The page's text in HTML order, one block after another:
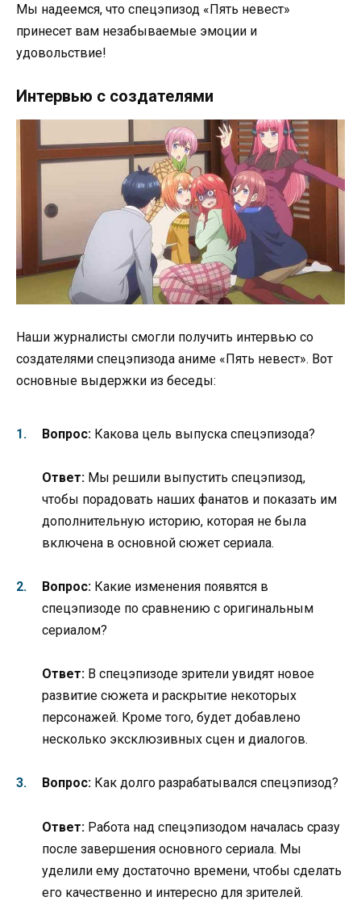
Мы надеемся, что спецэпизод «Пять невест»
принесет вам незабываемые эмоции и
удовольствие!
Интервью с создателями
Наши журналисты смогли получить интервью со
создателями спецэпизода аниме «Пять невест». Вот
основные выдержки из беседы:
Вопрос: Какова цель выпуска спецэпизода?
Ответ: Мы решили выпустить спецэпизод,
чтобы порадовать наших фанатов и показать им
дополнительную историю, которая не была
включена в основной сюжет сериала.
Вопрос: Какие изменения появятся в
спецэпизоде по сравнению с оригинальным
сериалом?
Ответ: В спецэпизоде зрители увидят новое
развитие сюжета и раскрытие некоторых
персонажей. Кроме того, будет добавлено
несколько эксклюзивных сцен и диалогов.
Вопрос: Как долго разрабатывался спецэпизод?
Ответ: Работа над спецэпизодом началась сразу
после завершения основного сериала. Мы
уделили ему достаточно времени, чтобы сделать
его качественно и интересно для зрителей.